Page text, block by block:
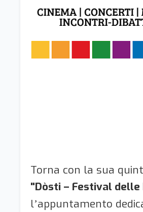
Torna con la sua
"Dòsti – Festival delle
l’appuntamento